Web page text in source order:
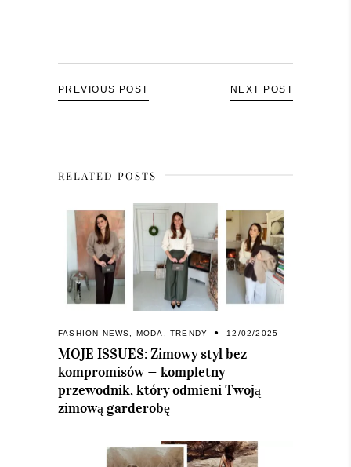
PREVIOUS POST NEXT POST
RELATED POSTS
FASHION NEWS MODA ,TRENDY 12/02/2025
MOJE ISSUES: Zimowy styl bez
kompromisów — kompletny
przewodnik, który odmieni Twoją
zimową garderobę